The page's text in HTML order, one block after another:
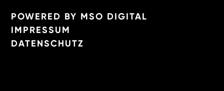
POWERED BY MSO DIGITAL
IMPRESSUM
DATENSCHUTZ